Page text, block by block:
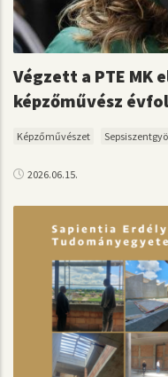
Végzett a PTE MK
képzőművész
Képzőművészet
2026.06.15.